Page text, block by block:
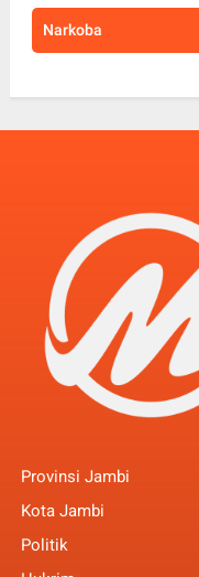
Narkoba
Provinsi Jambi
Kota Jambi
Politik